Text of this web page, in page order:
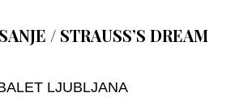
/ STRAUSS’S DREAM
LJUBLJANA